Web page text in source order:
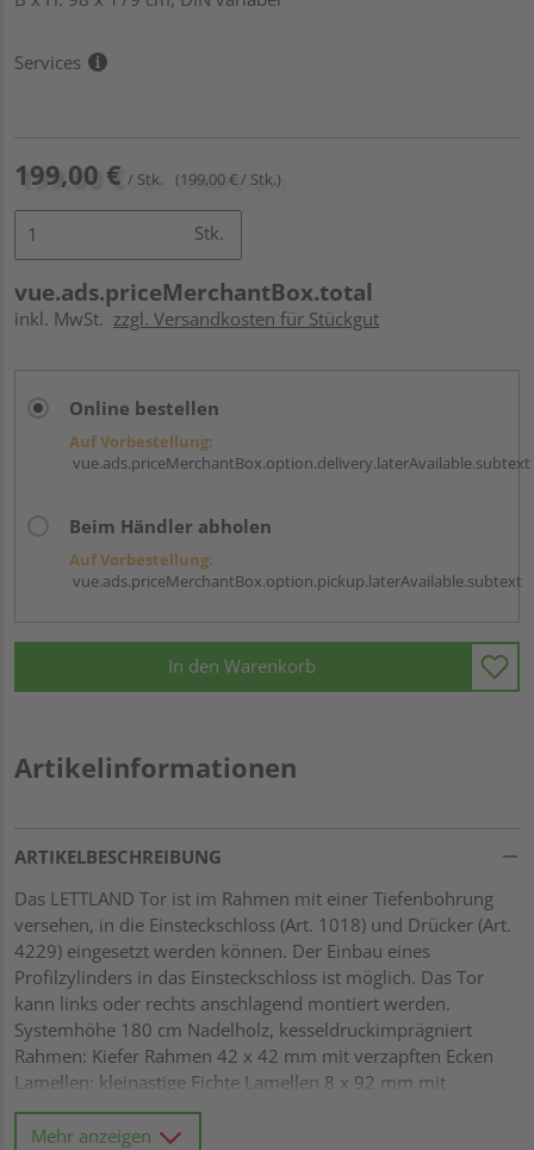
Services
199,00 € / Stk. (199,00 € / Stk.)
Stk.
vue.ads.priceMerchantBox.total
inkl. MwSt. zzgl. Versandkosten für Stückgut
Online bestellen
Auf Vorbestellung:
vue.ads.priceMerchantBox.option.delivery.laterAvailable.subtext
Beim Händler abholen
Auf Vorbestellung:
vue.ads.priceMerchantBox.option.pickup.laterAvailable.subtext
In den Warenkorb
Artikelinformationen
ARTIKELBESCHREIBUNG
Das LETTLAND Tor ist im Rahmen mit einer Tiefenbohrung
versehen, in die Einsteckschloss (Art. 1018) und Drücker (Art.
4229) eingesetzt werden können. Der Einbau eines
Profilzylinders in das Einsteckschloss ist möglich. Das Tor
kann links oder rechts anschlagend montiert werden.
Systemhöhe 180 cm Nadelholz, kesseldruckimprägniert
Rahmen: Kiefer Rahmen 42 x 42 mm mit verzapften Ecken
Lamellen: kleinastige Fichte Lamellen 8 x 92 mm mit
Dekorfase, fein gerillt und überlappend montiert
Diagonalverstrebung Alle Verbindungen aus Edelstahl
Mehr anzeigen